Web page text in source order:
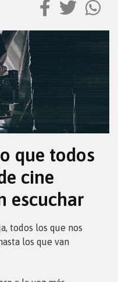
que todos
cine
escuchar
todos los que nos
los que van